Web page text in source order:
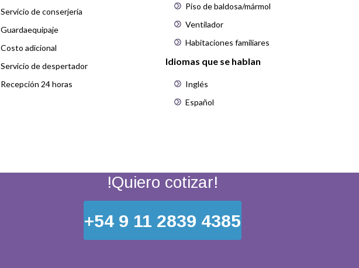
Servicio de conserjería
Guardaequipaje
Costo adicional
Servicio de despertador
Recepción 24 horas
Piso de baldosa/mármol
Ventilador
Habitaciones familiares
Idiomas que se hablan
Inglés
Español
!Quiero cotizar!
+54 9 11 2839 4385